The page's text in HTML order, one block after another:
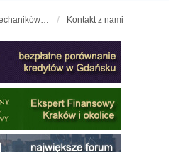
Forum mechaników samochodowych Kontakt z nami